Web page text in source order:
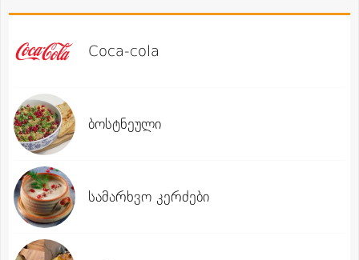
Coca-cola
ბოსტნეული
სამარხვო კერძები